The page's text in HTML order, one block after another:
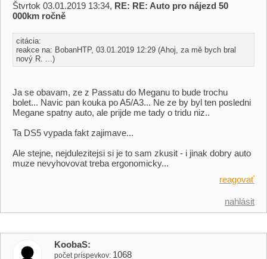
Štvrtok 03.01.2019 13:34, RE: RE: Auto pro nájezd 50
000km ročně
citácia:
reakce na: BobanHTP, 03.01.2019 12:29 (Ahoj, za mě bych bral
nový R. ...)
Ja se obavam, ze z Passatu do Meganu to bude trochu
bolet... Navic pan kouka po A5/A3... Ne ze by byl ten posledni
Megane spatny auto, ale prijde me tady o tridu niz..
Ta DS5 vypada fakt zajimave...
Ale stejne, nejdulezitejsi si je to sam zkusit - i jinak dobry auto
muze nevyhovovat treba ergonomicky...
reagovať
nahlásit
KoobaS
počet príspevkov 1068